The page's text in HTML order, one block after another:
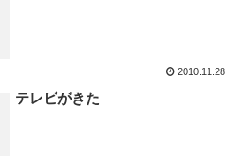
2010.11.28
テレビがきた